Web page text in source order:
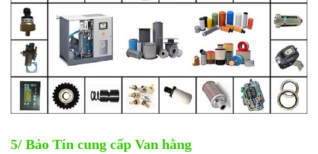
5/ Bảo Tín cung cấp Van hằng